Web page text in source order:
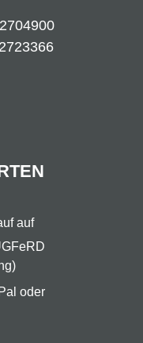
auf
oder